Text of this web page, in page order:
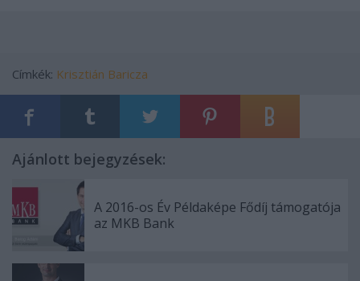
Címkék: Krisztián Baricza
Ajánlott bejegyzések:
A 2016-os Év Példaképe Fődíj támogatója
az MKB Bank